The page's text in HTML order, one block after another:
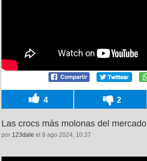
4 2
Las crocs más molonas del mercado
por 123dale el 8 ago 2024, 10:37